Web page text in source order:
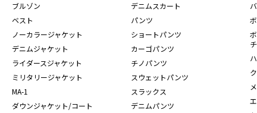
ブルゾン
ベスト
ノーカラージャケット
デニムジャケット
ライダースジャケット
ミリタリージャケット
MA-1
ダウンジャケット/コート
デニムスカート
パンツ
ショートパンツ
カーゴパンツ
チノパンツ
スウェットパンツ
スラックス
デニムパンツ
チ